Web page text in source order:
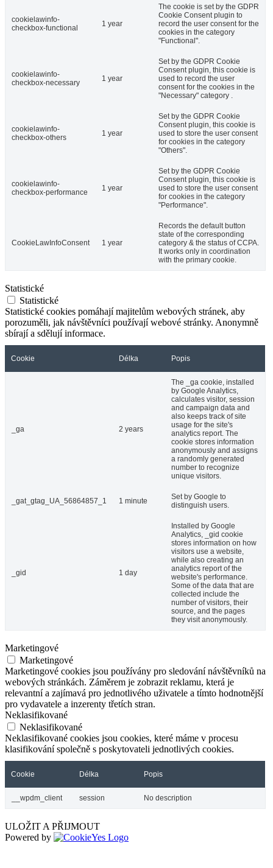
cookielawinfo-
checkbox-functional
1 year
The cookie is set by the GDPR
Cookie Consent plugin to
record the user consent for the
cookies in the category
"Functional".
cookielawinfo-
checkbox-necessary
1 year
Set by the GDPR Cookie
Consent plugin, this cookie is
used to record the user
consent for the cookies in the
"Necessary" category .
cookielawinfo-
checkbox-others
1 year
Set by the GDPR Cookie
Consent plugin, this cookie is
used to store the user consent
for cookies in the category
"Others".
cookielawinfo-
checkbox-performance
1 year
Set by the GDPR Cookie
Consent plugin, this cookie is
used to store the user consent
for cookies in the category
"Performance".
CookieLawInfoConsent 1 year
Records the default button
state of the corresponding
category & the status of CCPA.
It works only in coordination
with the primary cookie.
Statistické
Statistické
Statistické cookies pomáhají majitelům webových stránek, aby
porozuměli, jak návštěvníci používají webové stránky. Anonymně
sbírají a sdělují informace.
Cookie Délka Popis
_ga 2 years
The _ga cookie, installed
by Google Analytics,
calculates visitor, session
and campaign data and
also keeps track of site
usage for the site's
analytics report. The
cookie stores information
anonymously and assigns
a randomly generated
number to recognize
unique visitors.
_gat_gtag_UA_56864857_1 1 minute
Set by Google to
distinguish users.
_gid 1 day
Installed by Google
Analytics, _gid cookie
stores information on how
visitors use a website,
while also creating an
analytics report of the
website's performance.
Some of the data that are
collected include the
number of visitors, their
source, and the pages
they visit anonymously.
Marketingové
Marketingové
Marketingové cookies jsou používány pro sledování návštěvníků na
webových stránkách. Záměrem je zobrazit reklamu, která je
relevantní a zajímavá pro jednotlivého uživatele a tímto hodnotnější
pro vydavatele a inzerenty třetích stran.
Neklasifikované
Neklasifikované
Neklasifikované cookies jsou cookies, které máme v procesu
klasifikování společně s poskytovateli jednotlivých cookies.
Cookie Délka Popis
__wpdm_client session No description
ULOŽIT A PŘIJMOUT
Powered by